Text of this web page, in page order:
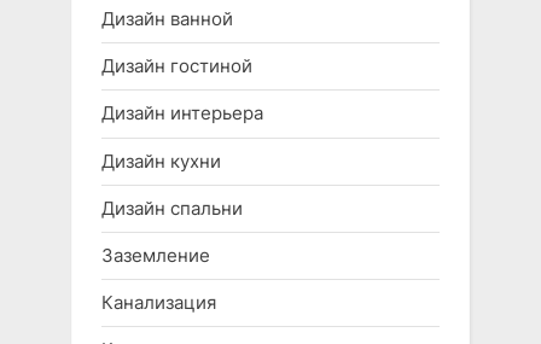
Дизайн ванной
Дизайн гостиной
Дизайн интерьера
Дизайн кухни
Дизайн спальни
Заземление
Канализация